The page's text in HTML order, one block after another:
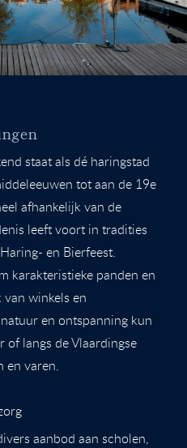
staat als dé haringstad
tot aan de 19e
afhankelijk van de
leeft voort in tradities
en Bierfeest.
karakteristieke panden en
winkels en
en ontspanning kun
langs de Vlaardingse
en varen.
aanbod aan scholen,